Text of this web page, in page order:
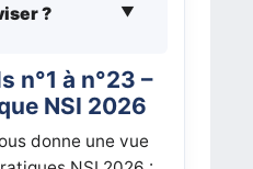
?
n°1 à n°23 –
NSI 2026
donne une vue